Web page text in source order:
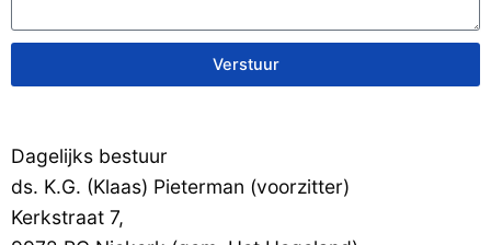
Verstuur
Dagelijks bestuur
ds. K.G. (Klaas) Pieterman (voorzitter)
Kerkstraat 7,